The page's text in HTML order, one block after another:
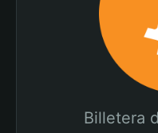
Billetera